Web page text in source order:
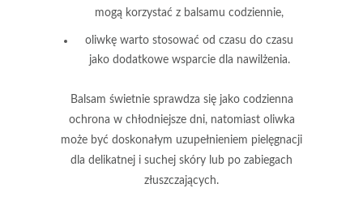
mogą korzystać z balsamu codziennie,
oliwkę warto stosować od czasu do czasu
jako dodatkowe wsparcie dla nawilżenia.
Balsam świetnie sprawdza się jako codzienna
ochrona w chłodniejsze dni, natomiast oliwka
może być doskonałym uzupełnieniem pielęgnacji
dla delikatnej i suchej skóry lub po zabiegach
złuszczających.